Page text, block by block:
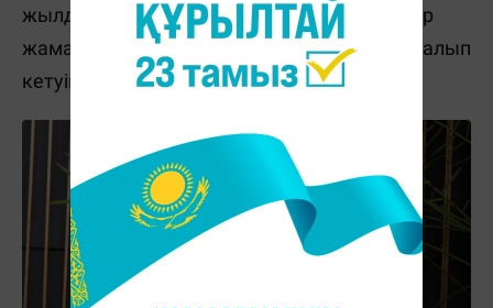
жылда бір рет қайталанып тұрады. Тағы бір
жаман жері аденоманың қатерлі ісікке айналып
кетуінде.